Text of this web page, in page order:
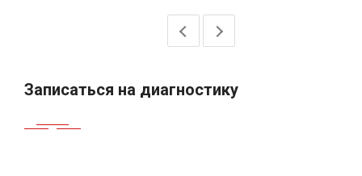
Записаться на диагностику